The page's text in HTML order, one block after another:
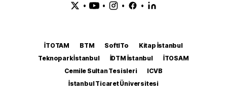
• • • •
İTOTAM BTM SoftITo
Kitap İstanbul
Teknopark İstanbul
İDTM İstanbul
İTOSAM
Cemile Sultan Tesisleri
ICVB
İstanbul Ticaret Üniversitesi